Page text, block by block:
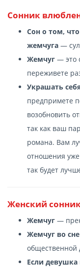
Сонник
Сон о том,
жемчуга —
Жемчуг — это
переживете
Украшать
предпримете
возобновить
так как ваш
романа. Вам
отношения
так будет
Женский
Жемчуг —
Жемчуг во сне
общественной
Если